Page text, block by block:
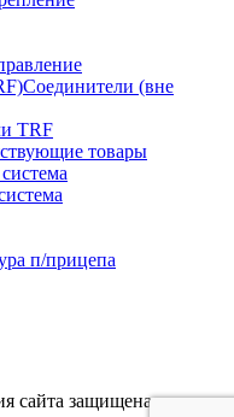
Соединители (вне
TRF
товары
п/прицепа
сайта защищена законом